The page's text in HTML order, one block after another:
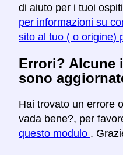
di aiuto per i tuoi
per informazioni su
sito al tuo ( o origine)
Errori? Alcune
sono
Hai trovato un errore
vada bene?, per
questo modulo .